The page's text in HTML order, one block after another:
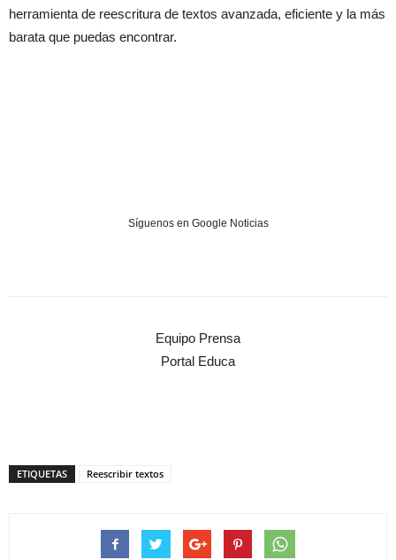
herramienta de reescritura de textos avanzada, eficiente y la más
barata que puedas encontrar.
Síguenos en Google Noticias
Equipo Prensa
Portal Educa
ETIQUETAS Reescribir textos